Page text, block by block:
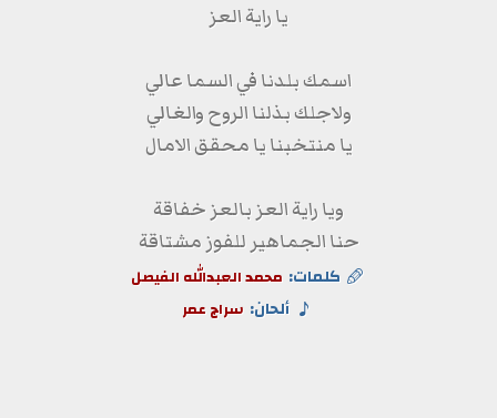
يا راية العز
اسمك بلدنا في السما عالي
ولاجلك بذلنا الروح والغالي
يا منتخبنا يا محقق الامال
ويا راية العز بالعز خفاقة
حنا الجماهير للفوز مشتاقة
كلمات: محمد العبدالله الفيصل
ألحان: سراج عمر